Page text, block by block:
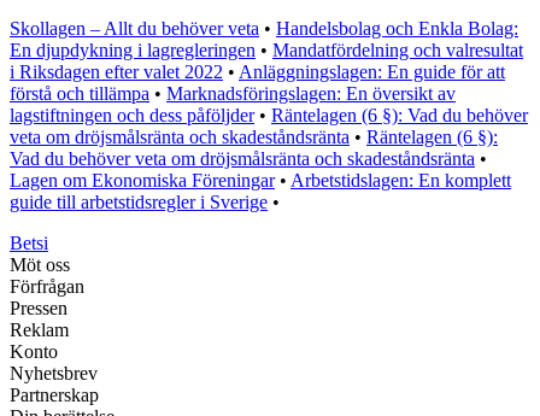
Skollagen – Allt du behöver veta • Handelsbolag och Enkla Bolag:
En djupdykning i lagregleringen • Mandatfördelning och valresultat
i Riksdagen efter valet 2022 • Anläggningslagen: En guide för att
förstå och tillämpa • Marknadsföringslagen: En översikt av
lagstiftningen och dess påföljder• Räntelagen (6 §): Vad du behöver
veta om dröjsmålsränta och skadeståndsränta • Räntelagen (6 §):
Vad du behöver veta om dröjsmålsränta och skadeståndsränta •
Lagen om Ekonomiska Föreningar• Arbetstidslagen: En komplett
guide till arbetstidsregler i Sverige •
Betsi
Möt oss
Förfrågan
Pressen
Reklam
Konto
Nyhetsbrev
Partnerskap